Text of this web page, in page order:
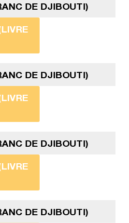
DE DJIBOUTI)
DE DJIBOUTI)
DE DJIBOUTI)
DE DJIBOUTI)